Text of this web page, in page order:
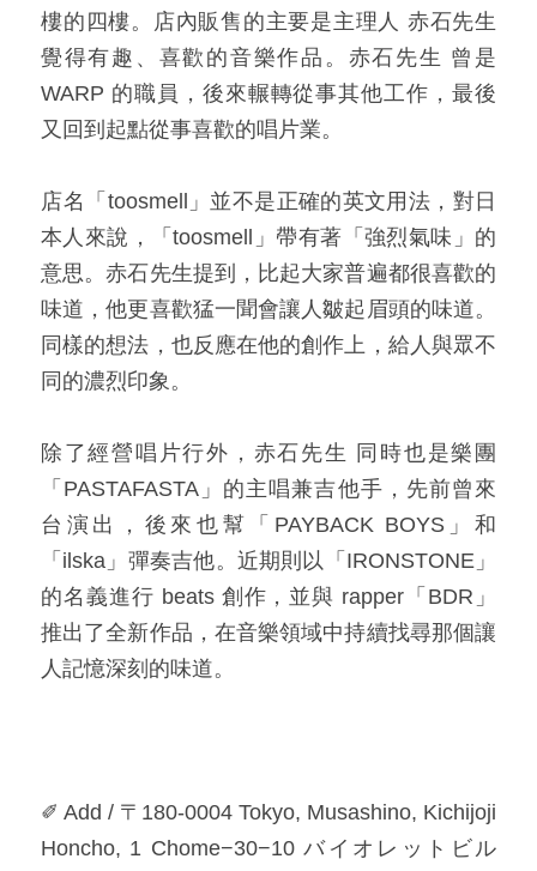
樓的四樓。店內販售的主要是主理人 赤石先生
覺得有趣、喜歡的音樂作品。赤石先生 曾是
WARP 的職員，後來輾轉從事其他工作，最後
又回到起點從事喜歡的唱片業。​
​店名「toosmell」並不是正確的英文用法，對日
本人來說，「toosmell」帶有著「強烈氣味」的
意思。赤石先生提到，比起大家普遍都很喜歡的
味道，他更喜歡猛一聞會讓人皺起眉頭的味道。
同樣的想法，也反應在他的創作上，給人與眾不
同的濃烈印象。​
除了經營唱片行外，赤石先生 同時也是樂團
「PASTAFASTA」的主唱兼吉他手，先前曾來
台演出，後來也幫「PAYBACK BOYS」和
「ilska」彈奏吉他。近期則以「IRONSTONE」
的名義進行 beats 創作，並與 rapper「BDR」
推出了全新作品，在音樂領域中持續找尋那個讓
人記憶深刻的味道。​
✐ Add / 〒180-0004 Tokyo, Musashino, Kichijoji
Honcho, 1 Chome−30−10 バイオレットビル